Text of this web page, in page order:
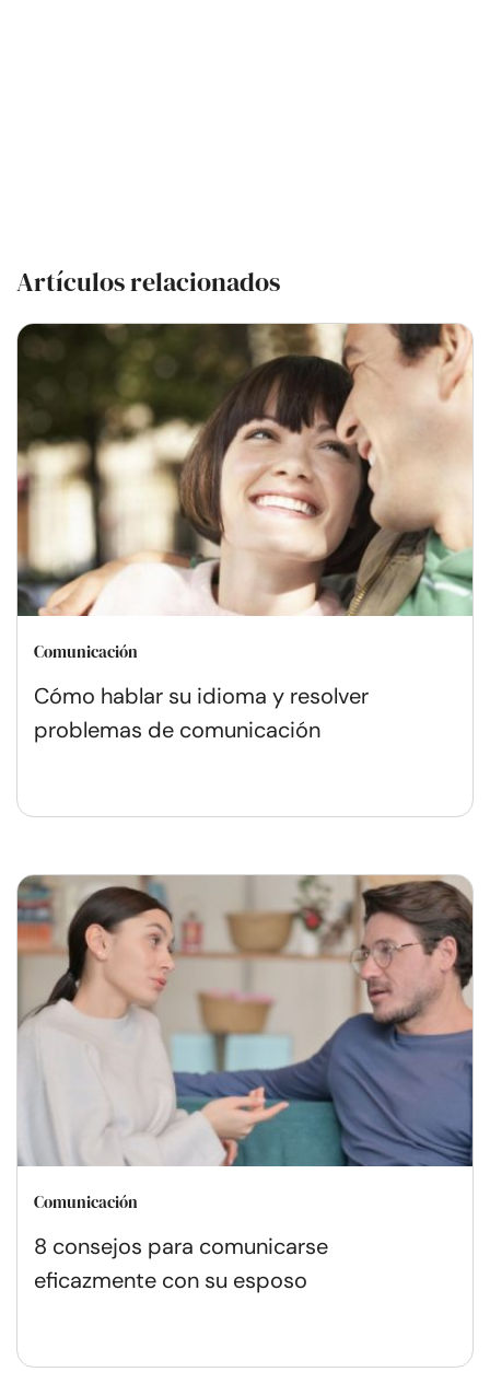
Artículos relacionados
Comunicación
Cómo hablar su idioma y resolver
problemas de comunicación
Comunicación
8 consejos para comunicarse
eficazmente con su esposo